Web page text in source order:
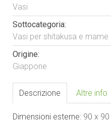
Vasi
Sottocategoria:
Vasi per shitakusa e mame
Origine:
Giappone
Descrizione Altre info
Dimensioni esterne: 90 x 90